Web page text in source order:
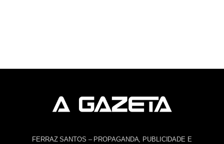
FERRAZ SANTOS – PROPAGANDA, PUBLICIDADE E